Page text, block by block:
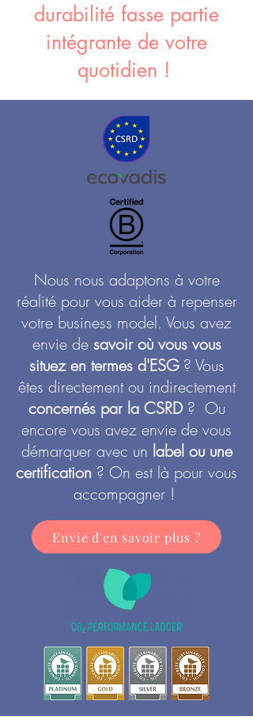
durabilité fasse partie
intégrante de votre
quotidien !
Nous nous adaptons à votre
réalité pour vous aider à repenser
votre business model. Vous avez
envie desavoir où vous vous
situez en termes d'ESG ? Vous
êtes directement ou indirectement
concernés par la CSRD? Ou
encore vous avez envie de vous
démarquer avec un label ou une
certification ? On est là pour vous
accompagner !
Envie d'en savoir plus ?